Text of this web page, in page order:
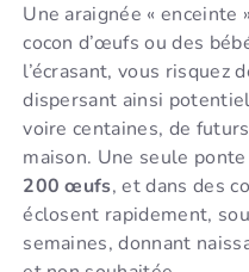
Une araignée «
cocon d’œufs ou des
l’écrasant, vous risquez
dispersant ainsi
voire centaines, de
maison. Une seule
200 œufs, et dans des
éclosent rapidement,
semaines, donnant